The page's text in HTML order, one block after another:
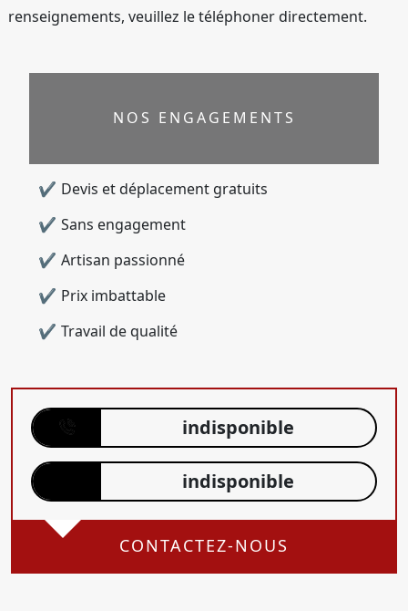
renseignements, veuillez le téléphoner directement.
NOS ENGAGEMENTS
Devis et déplacement gratuits
Sans engagement
Artisan passionné
Prix imbattable
Travail de qualité
indisponible
indisponible
CONTACTEZ-NOUS